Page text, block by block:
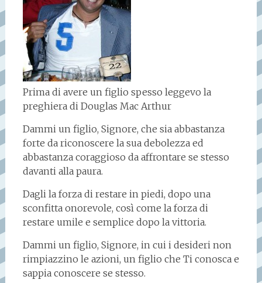
Prima di avere un figlio spesso leggevo la
preghiera di Douglas Mac Arthur
Dammi un figlio, Signore, che sia abbastanza
forte da riconoscere la sua debolezza ed
abbastanza coraggioso da affrontare se stesso
davanti alla paura.
Dagli la forza di restare in piedi, dopo una
sconfitta onorevole, così come la forza di
restare umile e semplice dopo la vittoria.
Dammi un figlio, Signore, in cui i desideri non
rimpiazzino le azioni, un figlio che Ti conosca e
sappia conoscere se stesso.